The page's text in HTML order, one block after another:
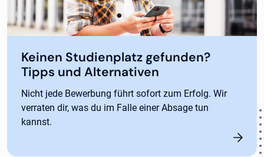
Keinen Studienplatz gefunden?
Tipps und Alternativen
Nicht jede Bewerbung führt sofort zum Erfolg. Wir
verraten dir, was du im Falle einer Absage tun
kannst.